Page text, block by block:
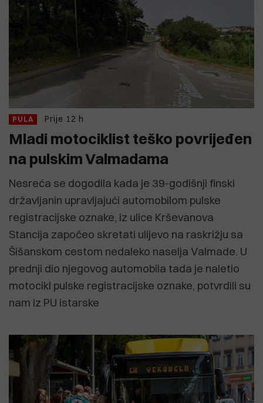
PULA Prije 12 h
Mladi motociklist teško povrijeđen
na pulskim Valmadama
Nesreća se dogodila kada je 39-godišnji finski
državljanin upravljajući automobilom pulske
registracijske oznake, iz ulice Krševanova
Stancija započeo skretati ulijevo na raskrižju sa
Šišanskom cestom nedaleko naselja Valmade. U
prednji dio njegovog automobila tada je naletio
motocikl pulske registracijske oznake, potvrdili su
nam iz PU istarske